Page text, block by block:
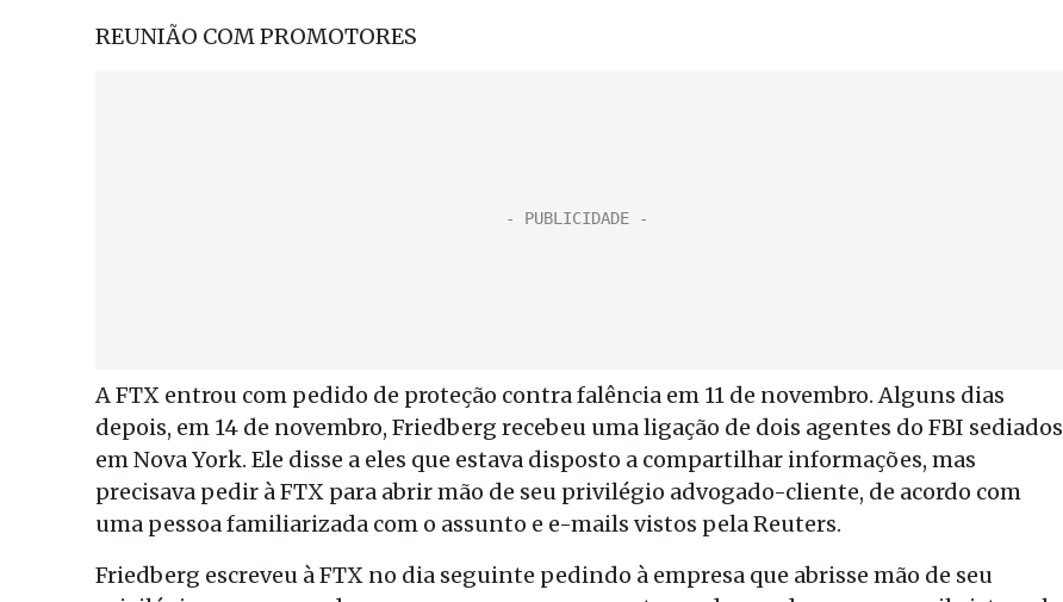
REUNIÃO COM PROMOTORES
A FTX entrou com pedido de proteção contra falência em 11 de novembro. Alguns dias
depois, em 14 de novembro, Friedberg recebeu uma ligação de dois agentes do FBI sediados
em Nova York. Ele disse a eles que estava disposto a compartilhar informações, mas
precisava pedir à FTX para abrir mão de seu privilégio advogado-cliente, de acordo com
uma pessoa familiarizada com o assunto e e-mails vistos pela Reuters.
Friedberg escreveu à FTX no dia seguinte pedindo à empresa que abrisse mão de seu